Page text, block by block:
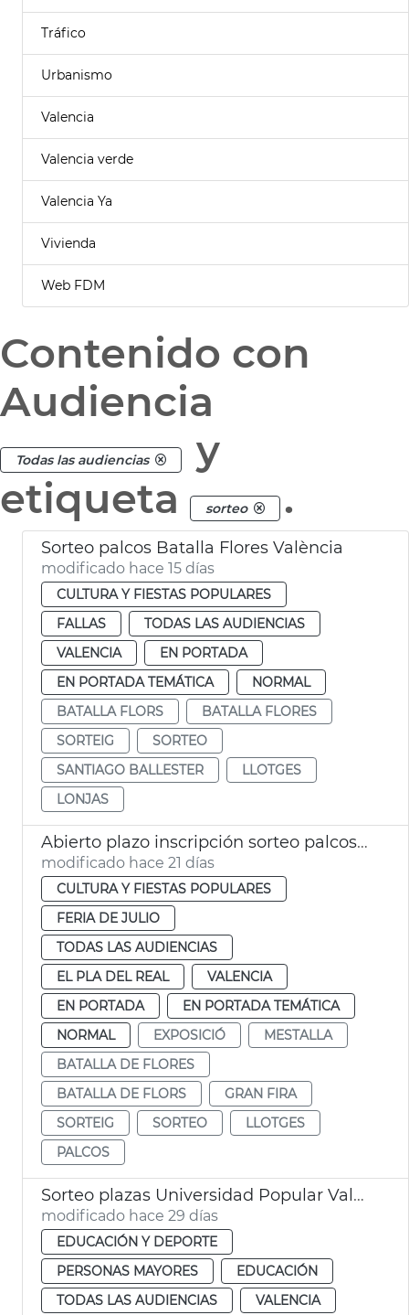
Tráfico
Urbanismo
Valencia
Valencia verde
Valencia Ya
Vivienda
Web FDM
Contenido con
Audiencia
Todas las audiencias
y
etiqueta
sorteo .
Sorteo palcos Batalla Flores València
modificado hace 15 días
CULTURA Y FIESTAS POPULARES
FALLAS
TODAS LAS AUDIENCIAS
VALENCIA
EN PORTADA
EN PORTADA TEMÁTICA
NORMAL
BATALLA FLORS
BATALLA FLORES
SORTEIG
SORTEO
SANTIAGO BALLESTER
LLOTGES
LONJAS
Abierto plazo inscripción sorteo palcos Batalla de Flores València
modificado hace 21 días
CULTURA Y FIESTAS POPULARES
FERIA DE JULIO
TODAS LAS AUDIENCIAS
EL PLA DEL REAL
VALENCIA
EN PORTADA
EN PORTADA TEMÁTICA
NORMAL
EXPOSICIÓ
MESTALLA
BATALLA DE FLORES
BATALLA DE FLORS
GRAN FIRA
SORTEIG
SORTEO
LLOTGES
PALCOS
Sorteo plazas Universidad Popular València
modificado hace 29 días
EDUCACIÓN Y DEPORTE
PERSONAS MAYORES
EDUCACIÓN
TODAS LAS AUDIENCIAS
VALENCIA